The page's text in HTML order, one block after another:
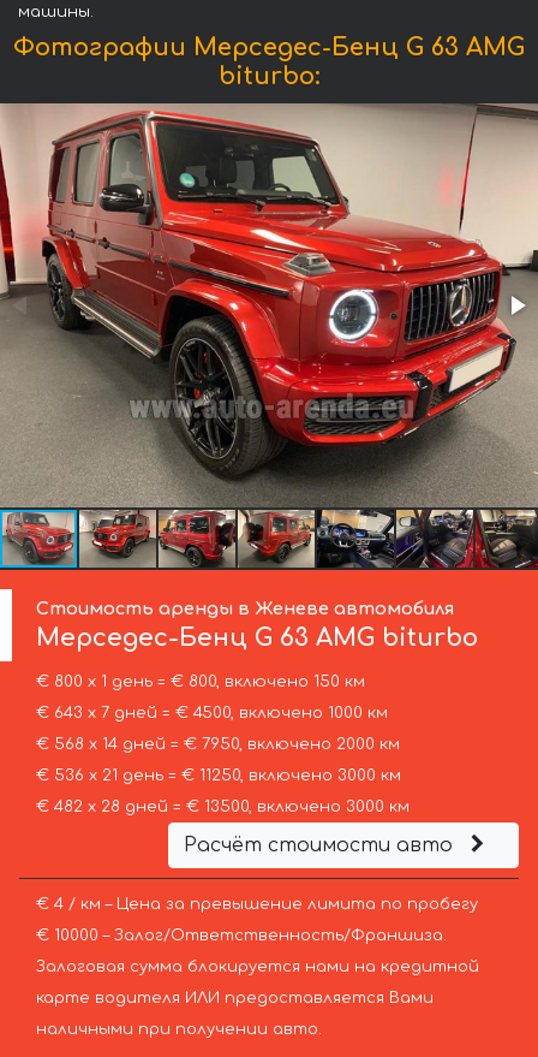
машины.
Фотографии Мерседес-Бенц G 63 AMG
biturbo:
Стоимость аренды в Женеве автомобиля
Мерседес-Бенц G 63 AMG biturbo
€ 800 х 1 день = € 800, включено 150 км
€ 643 х 7 дней = € 4500, включено 1000 км
€ 568 х 14 дней = € 7950, включено 2000 км
€ 536 х 21 день = € 11250, включено 3000 км
€ 482 х 28 дней = € 13500, включено 3000 км
Расчёт стоимости авто
€ 4 / км – Цена за превышение лимита по пробегу
€ 10000 – Залог/Ответственность/Франшиза.
Залоговая сумма блокируется нами на кредитной
карте водителя ИЛИ предоставляется Вами
наличными при получении авто.